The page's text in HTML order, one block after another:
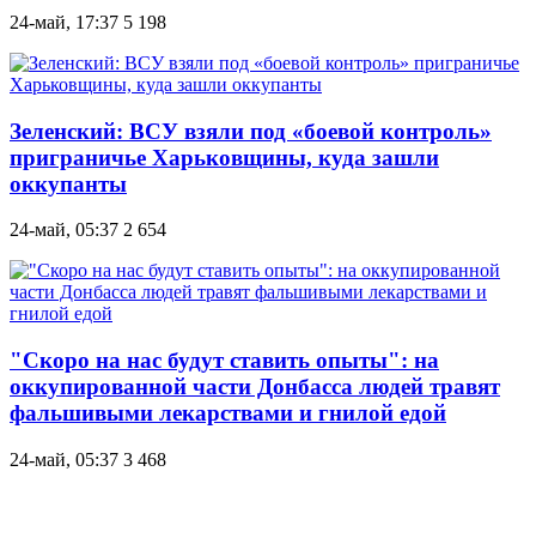
24-май, 17:37 5 198
Зеленский: ВСУ взяли под «боевой контроль»
приграничье Харьковщины, куда зашли
оккупанты
24-май, 05:37 2 654
"Скоро на нас будут ставить опыты": на
оккупированной части Донбасса людей травят
фальшивыми лекарствами и гнилой едой
24-май, 05:37 3 468